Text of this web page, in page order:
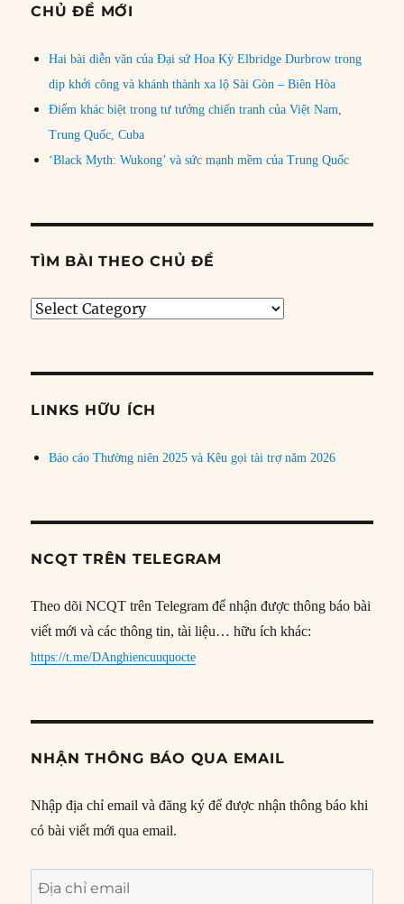
CHỦ ĐỀ MỚI
Hai bài diễn văn của Đại sứ Hoa Kỳ Elbridge Durbrow trong
dịp khởi công và khánh thành xa lộ Sài Gòn – Biên Hòa
Điểm khác biệt trong tư tưởng chiến tranh của Việt Nam,
Trung Quốc, Cuba
‘Black Myth: Wukong’ và sức mạnh mềm của Trung Quốc
TÌM BÀI THEO CHỦ ĐỀ
Tìm
đề
LINKS HỮU ÍCH
Báo cáo Thường niên 2025 và Kêu gọi tài trợ năm 2026
NCQT TRÊN TELEGRAM
Theo dõi NCQT trên Telegram để nhận được thông báo bài
viết mới và các thông tin, tài liệu… hữu ích khác:
https://t.me/DAnghiencuuquocte
NHẬN THÔNG BÁO QUA EMAIL
Nhập địa chỉ email và đăng ký để được nhận thông báo khi
có bài viết mới qua email.
Địa